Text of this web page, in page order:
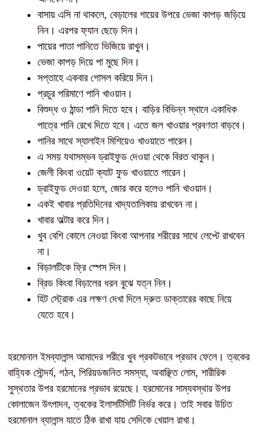
বাসায় এসি না থাকলে, বেড়ালের গায়ের উপরে ভেজা কাপড় জড়িয়ে
নিন। এরপর ফ্যান ছেড়ে দিন।
পায়ের পাতা পানিতে ভিজিয়ে রাখুন।
ভেজা কাপড় দিয়ে পা মুছে দিন।
সপ্তাহে একবার গোসল করিয়ে দিন।
প্রচুর পরিমাণে পানি খাওয়ান।
বিশুদ্ধ ও ঠান্ডা পানি দিতে হবে। বাড়ির বিভিন্ন স্থানে একাধিক
পাত্রে পানি রেখে দিতে হবে। এতে জল খাওয়ার প্রবণতা বাড়বে।
পানির সাথে স্যালাইন মিশিয়েও খাওয়াতে পারেন।
এ সময় যথাসম্ভব ড্রাইফুড দেওয়া থেকে বিরত থাকুন।
জেলী কিংবা ওয়েট ক্যাট ফুড খাওয়াতে পারেন।
ড্রাইফুড দেওয়া হলে, জোর করে হলেও পানি খাওয়ান।
একই খাবার প্রতিদিনের খাদ্যতালিকায় রাখবেন না।
খাবার অল্টার করে দিন।
খুব বেশি কোলে নেওয়া কিংবা আপনার শরীরের সাথে লেপ্টে রাখবেন
না।
বিড়ালটিকে ফ্রি স্পেস দিন।
ব্রিড কিংবা বিড়ালের ধরন বুঝে যত্ন নিন।
হিট স্ট্রোক এর লক্ষণ দেখা দিলে দ্রুত ডাক্তারের কাছে নিয়ে
যেতে হবে।
হরমোনাল ইমব্যালান্স আমাদের শরীরে খুব প্রকটভাবে প্রভাব ফেলে। ত্বকের
বাহ্যিক সৌন্দর্য, গঠন, পিরিয়ডজনিত সমস্যা, অবাঞ্ছিত লোম, শারীরিক
সুস্থতার উপর হরমোনের প্রভাব রয়েছে। হরমোনের সাম্যবস্থার উপর
কোলাজেন উৎপাদন, ত্বকের ইলাসটিসিটি নির্ভর করে। তাই সবার উচিত
হরমোনাল ব্যালান্স যাতে ঠিক রাখা যায় সেদিকে খেয়াল রাখা।